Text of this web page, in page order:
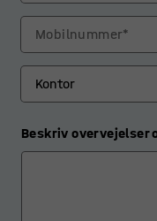
Mobilnummer*
Beskriv overvejelser